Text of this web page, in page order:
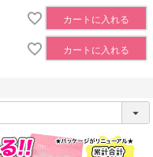
カートに入れる
カートに入れる